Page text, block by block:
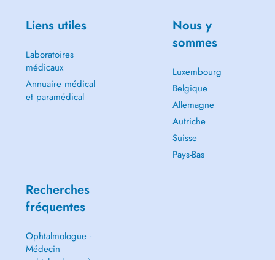
Liens utiles
Laboratoires
médicaux
Annuaire médical
et paramédical
Nous y
sommes
Luxembourg
Belgique
Allemagne
Autriche
Suisse
Pays-Bas
Recherches
fréquentes
Ophtalmologue -
Médecin